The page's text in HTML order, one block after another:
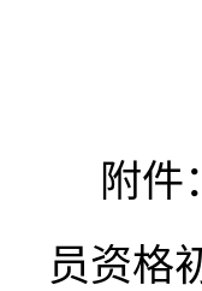
附件
员资格